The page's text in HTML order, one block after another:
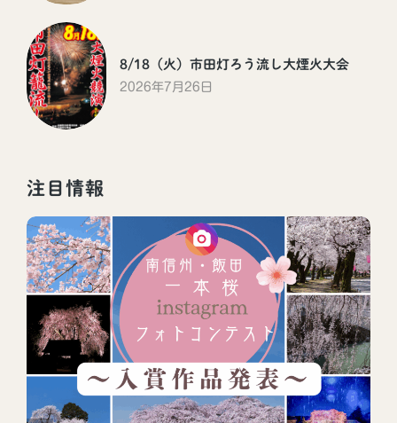
8/18（火）市田灯ろう流し大煙火大会
2026年7月26日
注目情報